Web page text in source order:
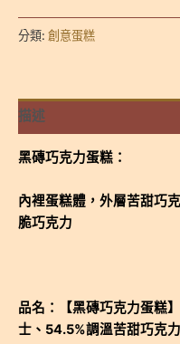
分類: 創意蛋糕
描述
黑磚巧克力蛋糕：
內裡蛋糕體，外層苦甜巧
脆巧克力
品名：【黑磚巧克力蛋糕】
士、54.5%調溫苦甜巧克力